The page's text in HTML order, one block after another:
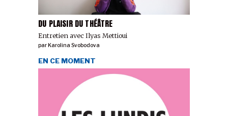
DU PLAISIR DU THÉÂTRE
Entretien avec Ilyas Mettioui
par Karolina Svobodova
EN CE MOMENT